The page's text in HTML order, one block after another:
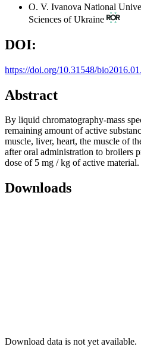
О. V. Ivanova National
Sciences of Ukraine
DOI:
https://doi.org/10.31548/
Abstract
By liquid chromatography-mass
remaining amount of active
muscle, liver, heart, the muscle of
after oral administration to broilers
dose of 5 mg / kg of active material.
Downloads
Download data is not yet available.